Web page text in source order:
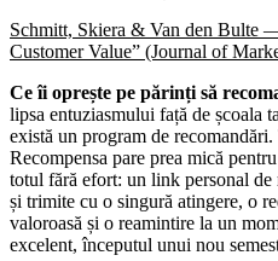
Schmitt, Skiera & Van den Bulte
Customer Value” (Journal of
Ce îi oprește pe părinți să
lipsa entuziasmului față de școala
există un program de
Recompensa pare prea mică
totul fără efort: un link personal de
și trimite cu o singură atingere, o
valoroasă și o reamintire la un
excelent, începutul unui nou